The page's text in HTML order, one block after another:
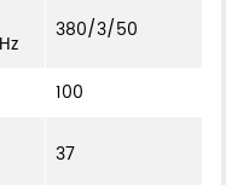
380/3/50
100
37